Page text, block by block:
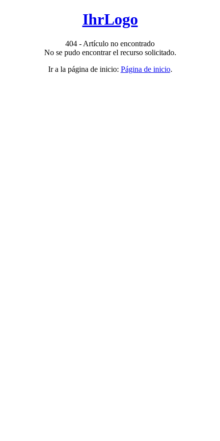
IhrLogo
404 - Artículo no encontrado
No se pudo encontrar el recurso solicitado.
Ir a la página de inicio: Página de inicio.